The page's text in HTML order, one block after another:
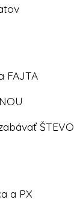
FAJTA
ŠTEVO
a PX